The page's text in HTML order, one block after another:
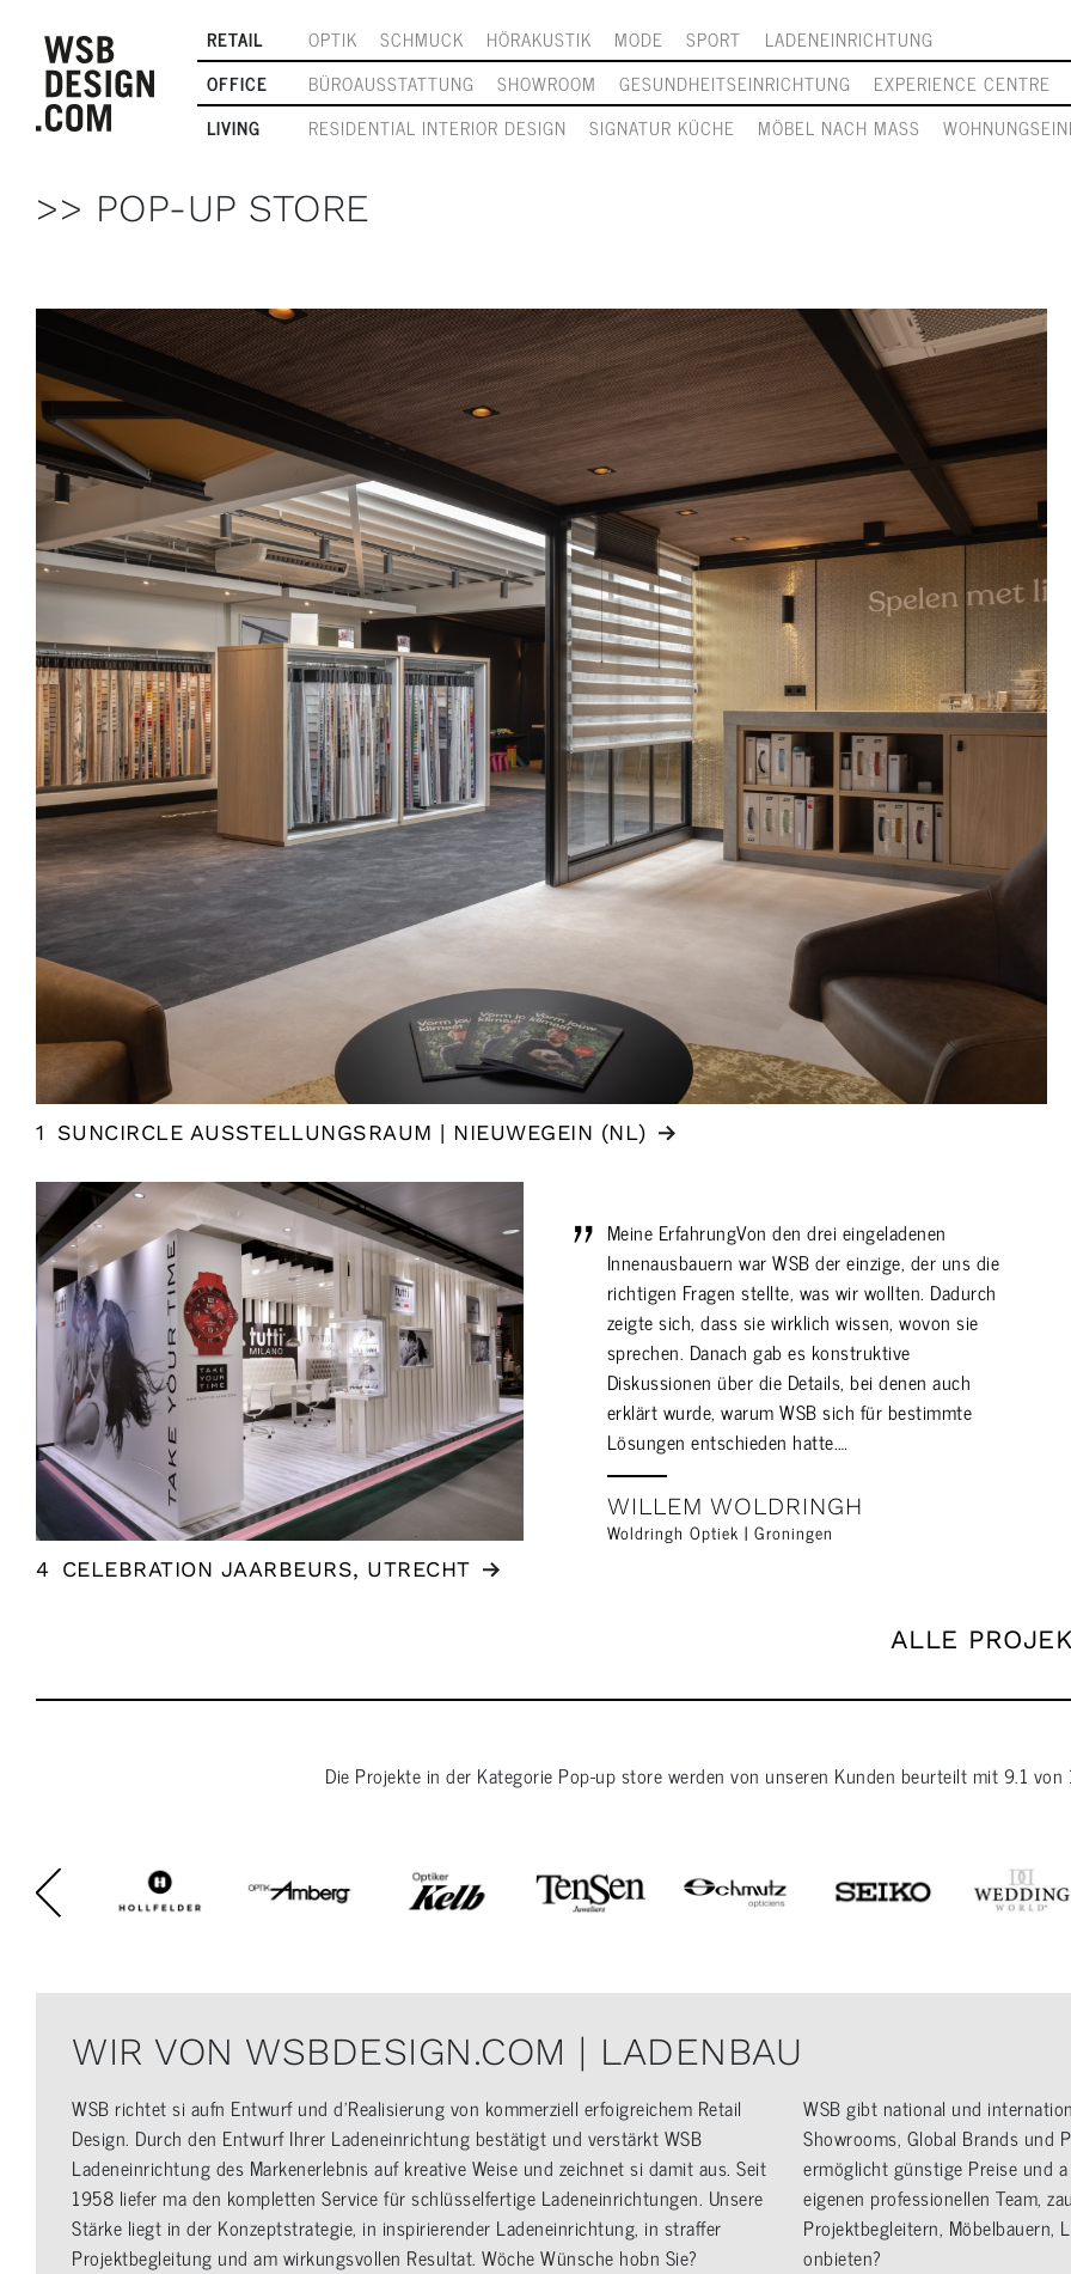
RETAIL OPTIK SCHMUCK HÖRAKUSTIK MODE SPORT
LADENEINRICHTUNG
OFFICE
BÜROAUSSTATTUNG SHOWROOM GESUNDHEITSEINRICHTUNG
EXPERIENCE CENTRE
LIVING
RESIDENTIAL INTERIOR DESIGN SIGNATUR KÜCHE MÖBEL NACH MASS
>> POP-UP STORE
1 SUNCIRCLE AUSSTELLUNGSRAUM | NIEUWEGEIN (NL)
4 CELEBRATION JAARBEURS, UTRECHT
Meine ErfahrungVon den drei eingeladenen
Innenausbauern war WSB der einzige, der uns die
richtigen Fragen stellte, was wir wollten. Dadurch
zeigte sich, dass sie wirklich wissen, wovon sie
sprechen. Danach gab es konstruktive
Diskussionen über die Details, bei denen auch
erklärt wurde, warum WSB sich für bestimmte
Lösungen entschieden hatte.…
WILLEM WOLDRINGH
Woldringh Optiek | Groningen
ALLE
Die Projekte in der Kategorie Pop-up storewerden von unseren Kunden beurteilt mit9.1 von
WIR VON WSBDESIGN.COM | LADENBAU
WSB richtet si aufn Entwurf und d’Realisierung von kommerziell erfoigreichem Retail
Design. Durch den Entwurf Ihrer Ladeneinrichtung bestätigt und verstärkt WSB
Ladeneinrichtung des Markenerlebnis auf kreative Weise und zeichnet si damit aus. Seit
1958 liefer ma den kompletten Service für schlüsselfertige Ladeneinrichtungen. Unsere
Stärke liegt in der Konzeptstrategie, in inspirierender Ladeneinrichtung, in straffer
Projektbegleitung und am wirkungsvollen Resultat. Wöche Wünsche hobn Sie?
WSB gibt national und
Showrooms, Global Brands und
ermöglicht günstige Preise und
eigenen professionellen Team,
Projektbegleitern, Möbelbauern,
onbieten?